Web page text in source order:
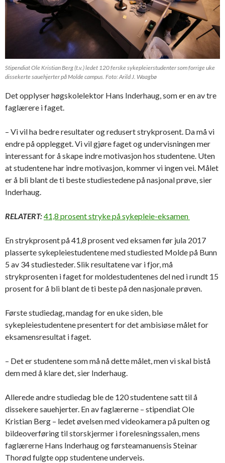
Stipendiat Ole Kristian Berg (t.v.) ledet 120 ferske sykepleierstudenter som forrige uke
dissekerte sauehjerter på Molde campus. Foto: Arild J. Waagbø
Det opplyser høgskolelektor Hans Inderhaug, som er en av tre
faglærere i faget.
– Vi vil ha bedre resultater og redusert strykprosent. Da må vi
endre på opplegget. Vi vil gjøre faget og undervisningen mer
interessant for å skape indre motivasjon hos studentene. Uten
at studentene har indre motivasjon, kommer vi ingen vei. Målet
er å bli blant de ti beste studiestedene på nasjonal prøve, sier
Inderhaug.
RELATERT:41,8 prosent stryke på sykepleie-eksamen
En strykprosent på 41,8 prosent ved eksamen før jula 2017
plasserte sykepleiestudentene med studiested Molde på Bunn
5 av 34 studiesteder. Slik resultatene var i fjor, må
strykprosenten i faget for moldestudentenes del ned i rundt 15
prosent for å bli blant de ti beste på den nasjonale prøven.
Første studiedag, mandag for en uke siden, ble
sykepleiestudentene presentert for det ambisiøse målet for
eksamensresultat i faget.
– Det er studentene som må nå dette målet, men vi skal bistå
dem med å klare det, sier Inderhaug.
Allerede andre studiedag ble de 120 studentene satt til å
dissekere sauehjerter. En av faglærerne – stipendiat Ole
Kristian Berg – ledet øvelsen med videokamera på pulten og
bildeoverføring til storskjermer i forelesningssalen, mens
faglærerne Hans Inderhaug og førsteamanuensis Steinar
Thorød fulgte opp studentene underveis.